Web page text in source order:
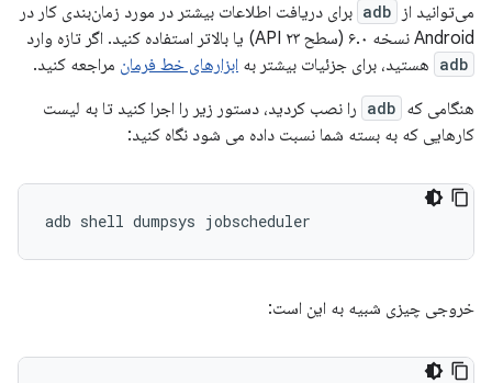
می‌توانید از adb برای دریافت اطلاعات بیشتر در مورد زمان‌بندی کار در
Android نسخه ۶.۰ (سطح API ۲۳) یا بالاتر استفاده کنید. اگر تازه وارد
adb هستید، برای جزئیات بیشتر به ابزارهای خط فرمان مراجعه کنید.
هنگامی که adb را نصب کردید، دستور زیر را اجرا کنید تا به لیست
کارهایی که به بسته شما نسبت داده می شود نگاه کنید:
adb shell dumpsys
خروجی چیزی شبیه به این است: